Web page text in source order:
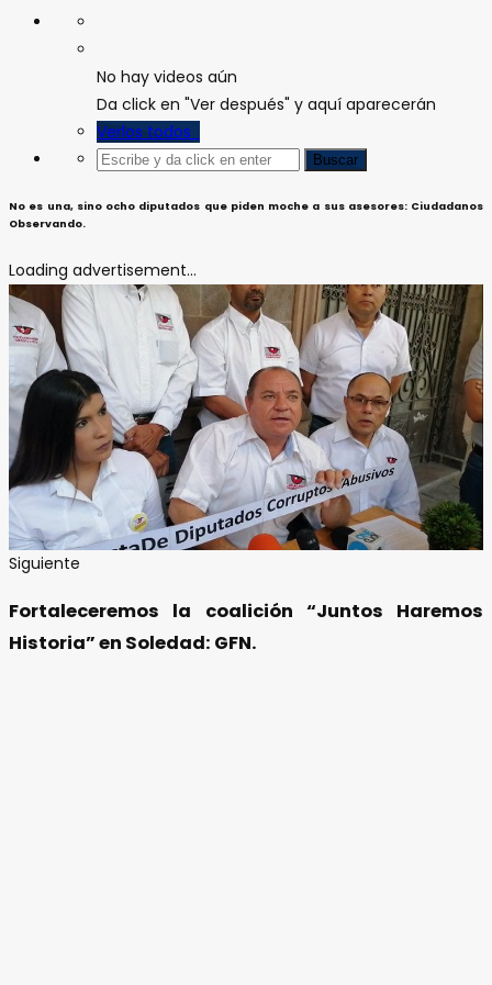
No hay videos aún
Da click en "Ver después" y aquí aparecerán
Verlos todos
No es una, sino ocho diputados que piden moche a sus asesores: Ciudadanos
Observando.
Loading advertisement...
Siguiente
Fortaleceremos la coalición “Juntos Haremos
Historia” en Soledad: GFN.